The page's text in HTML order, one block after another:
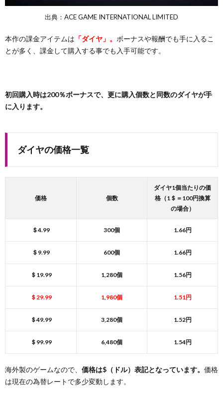
出典：ACE GAME INTERNATIONAL LIMITED
本作の課金アイテムは 「ダイヤ」。 ボーナスや報酬でも手に入るこ
とが多く、課金して購入する事でも入手可能です。
初回購入時は200％ボーナスで、更に購入個数と同数のダイヤが手
に入ります。
ダイヤの価格一覧
価格 個数
ダイヤ1個当たりの価
格（1＄＝100円換算
の場合）
＄4.99 300個 1.66円
＄9.99 600個 1.66円
＄19.99 1,280個 1.56円
＄29.99 1,980個 1.51円
＄49.99 3,280個 1.52円
＄99.99 6,480個 1.54円
海外製のゲームなので、 価格は$（ドル）表記となっています。 価格
は現在の為替レートで多少変動します。